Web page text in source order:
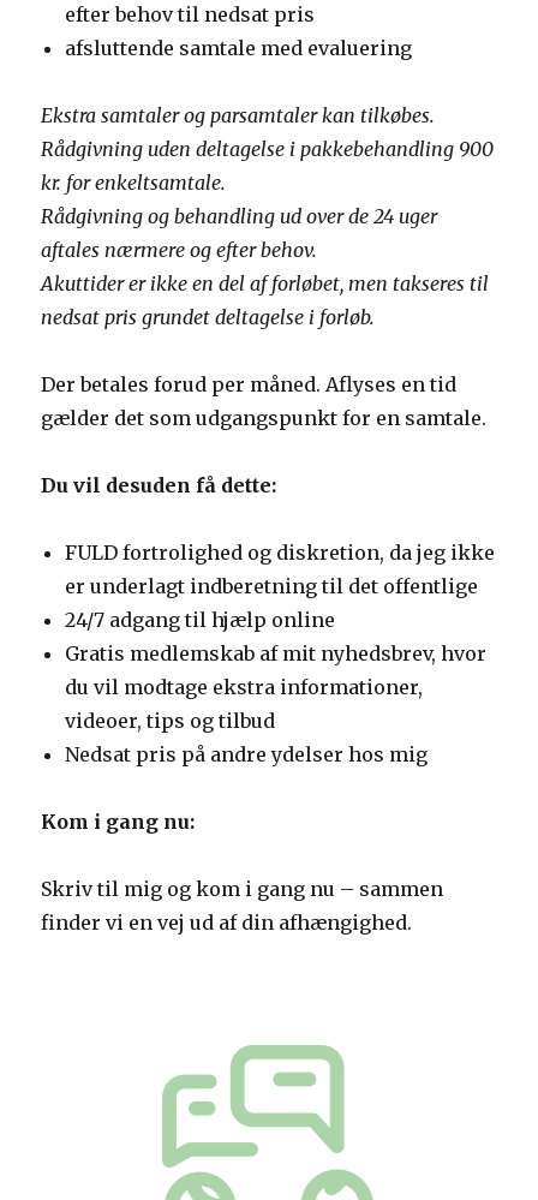
efter behov til nedsat pris
afsluttende samtale med evaluering
Ekstra samtaler og parsamtaler kan tilkøbes.
Rådgivning uden deltagelse i pakkebehandling 900
kr. for enkeltsamtale.
Rådgivning og behandling ud over de 24 uger
aftales nærmere og efter behov.
Akuttider er ikke en del af forløbet, men takseres til
nedsat pris grundet deltagelse i forløb.
Der betales forud per måned. Aflyses en tid
gælder det som udgangspunkt for en samtale.
Du vil desuden få dette:
FULD fortrolighed og diskretion, da jeg ikke
er underlagt indberetning til det offentlige
24/7 adgang til hjælp online
Gratis medlemskab af mit nyhedsbrev, hvor
du vil modtage ekstra informationer,
videoer, tips og tilbud
Nedsat pris på andre ydelser hos mig
Kom i gang nu:
Skriv til mig og kom i gang nu – sammen
finder vi en vej ud af din afhængighed.